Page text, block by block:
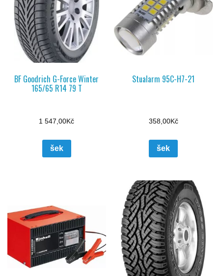
BF Goodrich G-Force Winter
165/65 R14 79 T
1 547,00Kč
šek
Stualarm 95C-H7-21
358,00Kč
šek